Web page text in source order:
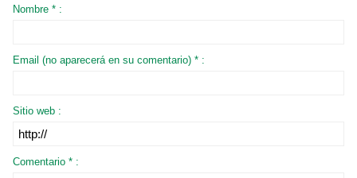
Nombre * :
Email (no aparecerá en su comentario) * :
Sitio web :
Comentario * :